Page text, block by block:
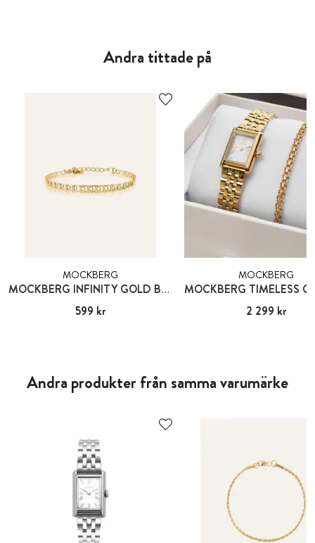
Andra tittade på
MOCKBERG
MOCKBERG INFINITY GOLD BRACELET
Pris:599 kr
599 kr
MOCKBERG
Pris :2 299 kr
2 299 kr
Andra produkter från samma varumärke